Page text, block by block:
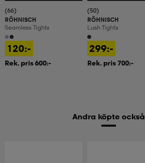
(66)
RÖHNISCH
Seamless Tights
120:-
Rek. pris 600:-
(50)
RÖHNISCH
Lush Tights
299:-
Rek. pris 700:-
Andra köpte också